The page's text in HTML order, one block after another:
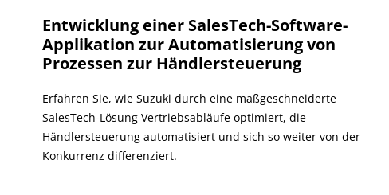
Entwicklung einer SalesTech-Software-
Applikation zur Automatisierung von
Prozessen zur Händlersteuerung
Erfahren Sie, wie Suzuki durch eine maßgeschneiderte
SalesTech-Lösung Vertriebsabläufe optimiert, die
Händlersteuerung automatisiert und sich so weiter von der
Konkurrenz differenziert.